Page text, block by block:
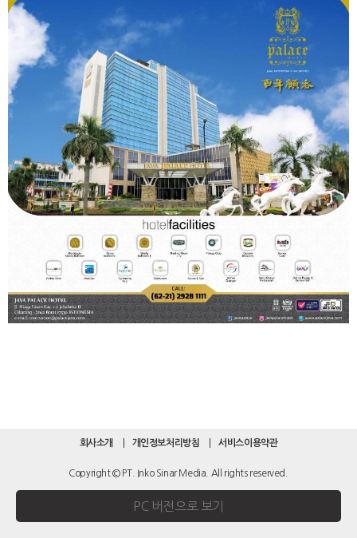
회사소개 개인정보처리방침 서비스이용약관
Copyright © PT. Inko Sinar Media. All rights reserved.
PC 버전으로 보기